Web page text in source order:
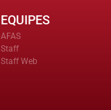
EQUIPES
AFAS
Staff
Staff Web